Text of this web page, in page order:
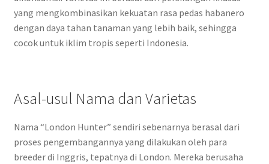
yang mengkombinasikan kekuatan rasa pedas habanero
dengan daya tahan tanaman yang lebih baik, sehingga
cocok untuk iklim tropis seperti Indonesia.
Asal-usul Nama dan Varietas
Nama “London Hunter” sendiri sebenarnya berasal dari
proses pengembangannya yang dilakukan oleh para
breeder di Inggris, tepatnya di London. Mereka berusaha